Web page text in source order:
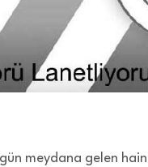
meydana gelen hain